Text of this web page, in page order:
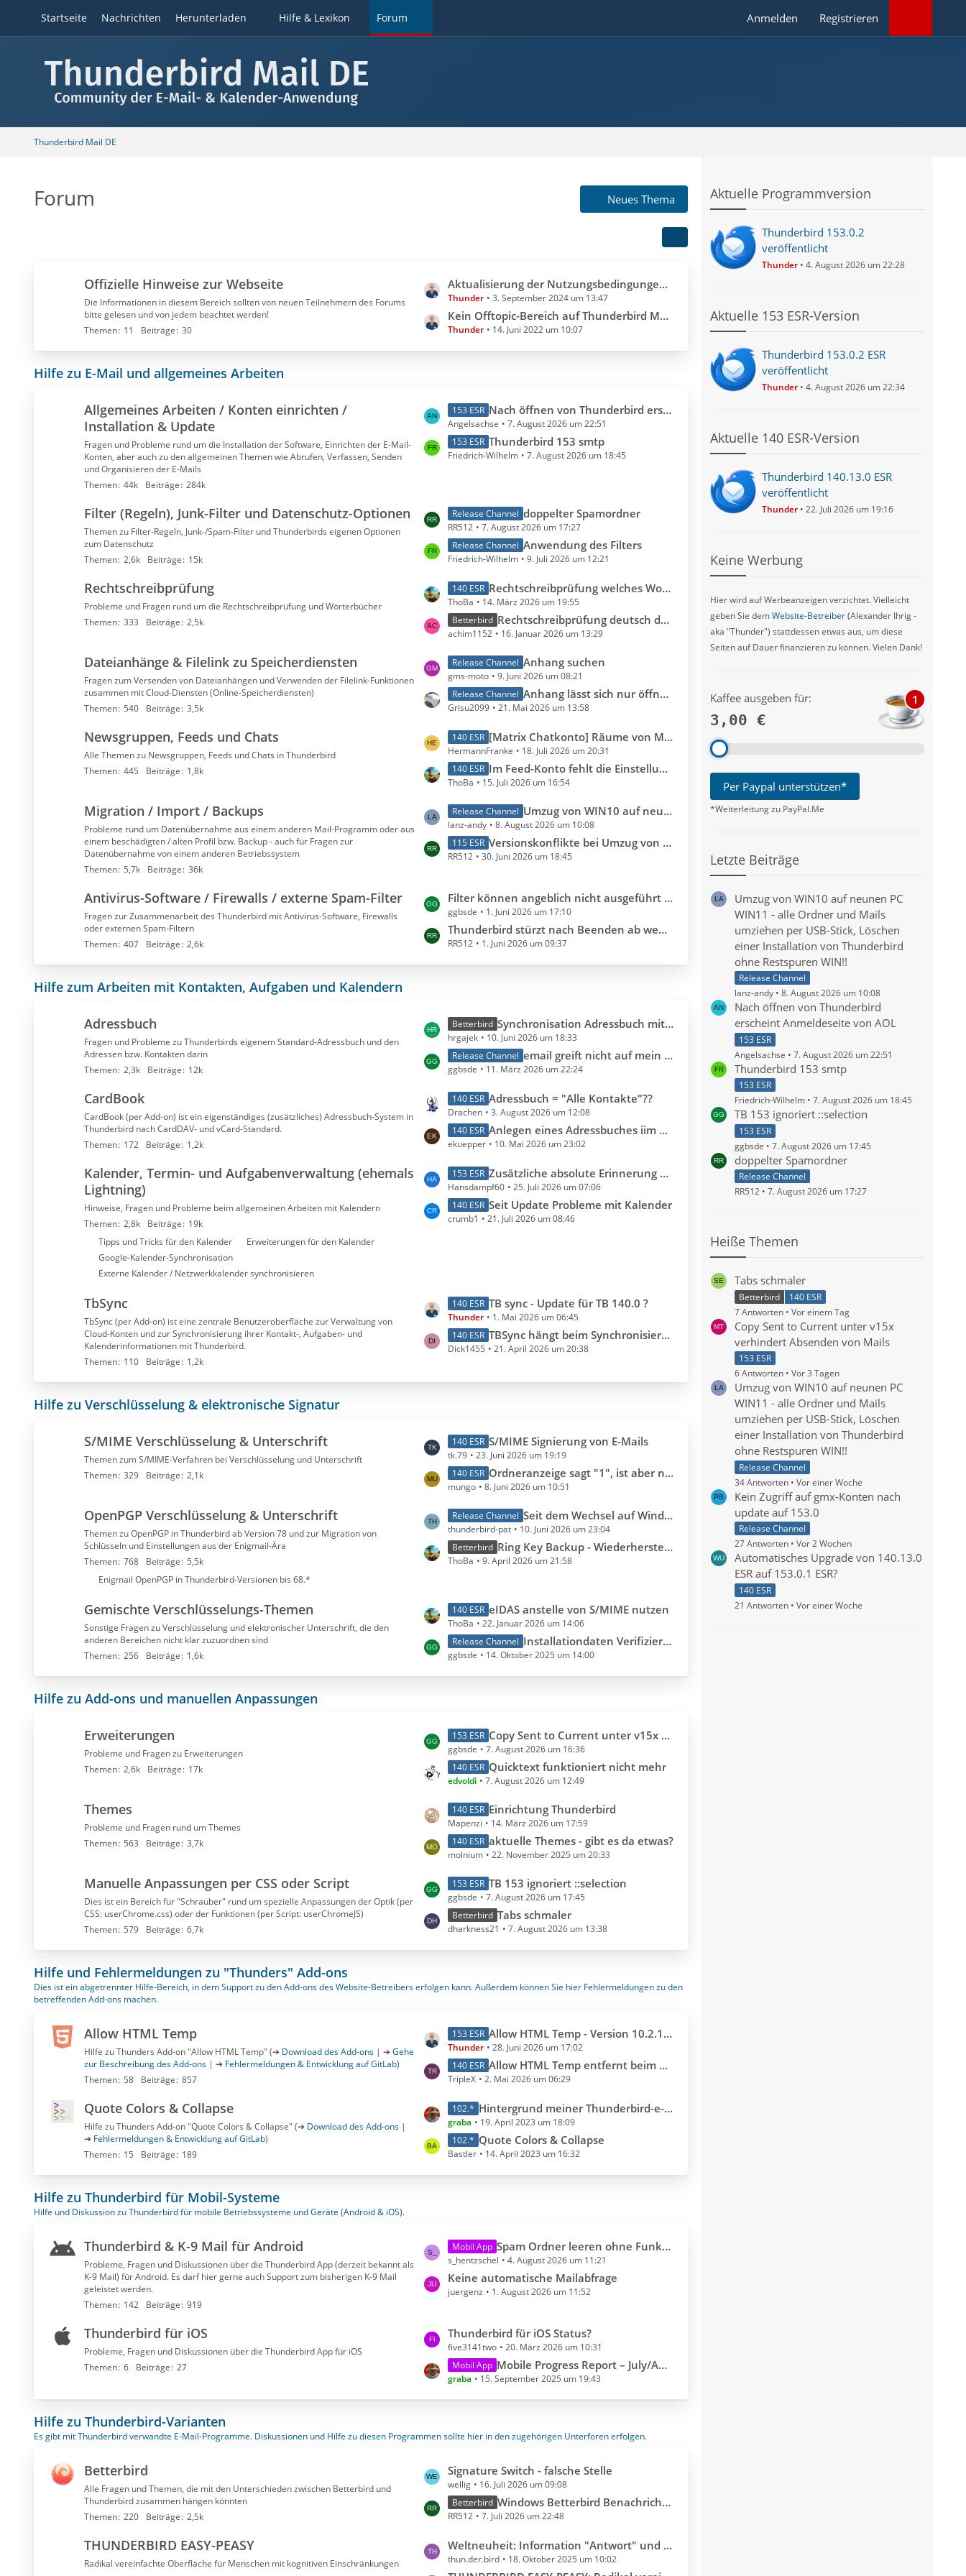
Startseite Nachrichten Herunterladen Hilfe & Lexikon Forum Anmelden Registrieren
Thunderbird Mail DE
Forum Neues Thema
Offizielle Hinweise zur Webseite
Die Informationen in diesem Bereich sollten von neuen Teilnehmern des Forums
bitte gelesen und von jedem beachtet werden!
Themen 11 Beiträge 30
L
e
t
z
t
i
t
r
ä
Aktualisierung der Nutzungsbedingungen in 09/2024
Thunder 3. September 2024 um 13:47
Kein Offtopic-Bereich auf Thunderbird Mail DE
Thunder 14. Juni 2022 um 10:07
Hilfe zu E-Mail und allgemeines Arbeiten
Allgemeines Arbeiten / Konten einrichten /
Installation & Update
Fragen und Probleme rund um die Installation der Software, Einrichten der E-Mail-
Konten, aber auch zu den allgemeinen Themen wie Abrufen, Verfassen, Senden
und Organisieren der E-Mails
Themen 44k Beiträge 284k
L
e
t
z
e
t
ä
g
e
153 ESR Nach öffnen von Thunderbird erscheint Anmeldeseite von AOL
Angelsachse
7. August 2026 um 22:51
153 ESR Thunderbird 153 smtp
Friedrich-Wilhelm 7. August 2026 um 18:45
Filter (Regeln), Junk-Filter und Datenschutz-Optionen
Themen zu Filter-Regeln, Junk-/Spam-Filter und Thunderbirds eigenen Optionen
zum Datenschutz
Themen 2,6k Beiträge 15k
L
e
t
z
e
e
r
g
Release Channel doppelter Spamordner
RR512
7. August 2026 um 17:27
Release Channel Anwendung des Filters
Friedrich-Wilhelm 9. Juli 2026 um 12:21
Rechtschreibprüfung
Probleme und Fragen rund um die Rechtschreibprüfung und Wörterbücher
Themen 333 Beiträge 2,5k
L
e
t
z
e
e
r
g
140 ESR Rechtschreibprüfung welches Wort & Email Auflistung Größe
ThoBa
14. März 2026 um 19:55
Betterbird Rechtschreibprüfung deutsch dauerhaft einstellen
achim1152 16. Januar 2026 um 13:29
Dateianhänge & Filelink zu Speicherdiensten
Fragen zum Versenden von Dateianhängen und Verwenden der Filelink-Funktionen
zusammen mit Cloud-Diensten (Online-Speicherdiensten)
Themen 540 Beiträge 3,5k
L
e
t
z
e
e
r
g
Release Channel Anhang suchen
gms-moto
9. Juni 2026 um 08:21
Release Channel Anhang lässt sich nur öffnen, wenn TB Hauptfenster geöffnet
Grisu2099 21. Mai 2026 um 13:58
Newsgruppen, Feeds und Chats
Alle Themen zu Newsgruppen, Feeds und Chats in Thunderbird
Themen 445 Beiträge 1,8k
L
e
t
z
e
e
r
ä
g
e
140 ESR [Matrix Chatkonto] Räume von Mozilla: eure Erfahrungen
HermannFranke
18. Juli 2026 um 20:31
140 ESR Im Feed-Konto fehlt die Einstellung für Speicherplatz
ThoBa 15. Juli 2026 um 16:54
Migration / Import / Backups
Probleme rund um Datenübernahme aus einem anderen Mail-Programm oder aus
einem beschädigten / alten Profil bzw. Backup - auch für Fragen zur
Datenübernahme von einem anderen Betriebssystem
Themen 5,7k Beiträge 36k
L
e
t
z
B
i
r
Release Channel Umzug von WIN10 auf neunen PC WIN11 - alle Ordner und Mails umziehen per USB-Stick, Löschen einer Installation von Thunderbird ohne Restspuren WIN!!
lanz-andy
8. August 2026 um 10:08
115 ESR Versionskonflikte bei Umzug von WIN 7 auf WIN 11?
RR512 30. Juni 2026 um 18:45
Antivirus-Software / Firewalls / externe Spam-Filter
Fragen zur Zusammenarbeit des Thunderbird mit Antivirus-Software, Firewalls
oder externen Spam-Filtern
Themen 407 Beiträge 2,6k
L
e
t
z
t
i
t
r
ä
e
Filter können angeblich nicht ausgeführt werden.
ggbsde 1. Juni 2026 um 17:10
Thunderbird stürzt nach Beenden ab wenn Avast Virenscanner aktiv ist
RR512 1. Juni 2026 um 09:37
Hilfe zum Arbeiten mit Kontakten, Aufgaben und Kalendern
Adressbuch
Fragen und Probleme zu Thunderbirds eigenem Standard-Adressbuch und den
Adressen bzw. Kontakten darin
Themen 2,3k Beiträge 12k
L
e
t
z
e
e
r
g
Betterbird Synchronisation Adressbuch mit iCloud - Betterbird besser als Thunderbird?
hrgajek
10. Juni 2026 um 18:33
Release Channel email greift nicht auf mein adressbuch zu
ggbsde 11. März 2026 um 22:24
CardBook
CardBook (per Add-on) ist ein eigenständiges (zusätzliches) Adressbuch-System in
Thunderbird nach CardDAV- und vCard-Standard.
Themen 172 Beiträge 1,2k
L
e
t
z
e
e
e
140 ESR Adressbuch = "Alle Kontakte"??
Drachen
3. August 2026 um 12:08
140 ESR Anlegen eines Adressbuches iim Netzwerkmund Synchronisation mit vorhandenen iCloud-Kontakten
ekuepper 10. Mai 2026 um 23:02
Kalender, Termin- und Aufgabenverwaltung (ehemals
Lightning)
Hinweise, Fragen und Probleme beim allgemeinen Arbeiten mit Kalendern
Themen 2,8k Beiträge 19k
L
e
t
z
t
r
ä
e
153 ESR Zusätzliche absolute Erinnerung neben relativen Erinnerungen – woher kommt die?
Hansdampf60
25. Juli 2026 um 07:06
140 ESR Seit Update Probleme mit Kalender
crumb1 21. Juli 2026 um 08:46
r
f
o
r
e
n
Tipps und Tricks für den Kalender
Erweiterungen für den Kalender
Google-Kalender-Synchronisation
Externe Kalender / Netzwerkkalender synchronisieren
TbSync
TbSync (per Add-on) ist eine zentrale Benutzeroberfläche zur Verwaltung von
Cloud-Konten und zur Synchronisierung ihrer Kontakt-, Aufgaben- und
Kalenderinformationen mit Thunderbird.
Themen 110 Beiträge 1,2k
L
e
t
z
e
t
ä
140 ESR TB sync - Update für TB 140.0 ?
Thunder
1. Mai 2026 um 06:45
140 ESR TBSync hängt beim Synchronisieren von Kaledereinträgen
Dick1455 21. April 2026 um 20:38
Hilfe zu Verschlüsselung & elektronische Signatur
S/MIME Verschlüsselung & Unterschrift
Themen zum S/MIME-Verfahren bei Verschlüsselung und Unterschrift
Themen 329 Beiträge 2,1k
L
e
t
z
e
e
ä
e
140 ESR S/MIME Signierung von E-Mails
tk.79
23. Juni 2026 um 19:19
140 ESR Ordneranzeige sagt "1", ist aber nix drin.
mungo 8. Juni 2026 um 10:51
OpenPGP Verschlüsselung & Unterschrift
Themen zu OpenPGP in Thunderbird ab Version 78 und zur Migration von
Schlüsseln und Einstellungen aus der Enigmail-Ära
Themen 768 Beiträge 5,5k
L
e
t
z
B
e
i
t
r
Release Channel Seit dem Wechsel auf Windows 11 öffnen sich openpgp verschlüsselte E-Mails erst nach rund 90 Sekunden, dabei friert die TB GUI vollständig ein
thunderbird-pat
10. Juni 2026 um 23:04
Betterbird Ring Key Backup - Wiederherstellen
ThoBa 9. April 2026 um 21:58
t
e
r
f
o
e
Enigmail OpenPGP in Thunderbird-Versionen bis 68.*
Gemischte Verschlüsselungs-Themen
Sonstige Fragen zu Verschlüsselung und elektronischer Unterschrift, die den
anderen Bereichen nicht klar zuzuordnen sind
Themen 256 Beiträge 1,6k
L
e
t
z
t
i
t
r
ä
e
140 ESR eIDAS anstelle von S/MIME nutzen
ThoBa
22. Januar 2026 um 14:06
Release Channel Installationdaten Verifizierung: Warum keine Gegenprüfung der Installationsdatei mit der ASC Datei ?
ggbsde 14. Oktober 2025 um 14:00
Hilfe zu Add-ons und manuellen Anpassungen
Erweiterungen
Probleme und Fragen zu Erweiterungen
Themen 2,6k Beiträge 17k
L
e
t
z
e
e
r
g
153 ESR Copy Sent to Current unter v15x verhindert Absenden von Mails
ggbsde
7. August 2026 um 16:36
140 ESR Quicktext funktioniert nicht mehr
edvoldi 7. August 2026 um 12:49
Themes
Probleme und Fragen rund um Themes
Themen 563 Beiträge 3,7k
L
e
t
z
e
e
t
ä
140 ESR Einrichtung Thunderbird
Mapenzi
14. März 2026 um 17:59
140 ESR aktuelle Themes - gibt es da etwas?
molnium 22. November 2025 um 20:33
Manuelle Anpassungen per CSS oder Script
Dies ist ein Bereich für "Schrauber" rund um spezielle Anpassungen der Optik (per
CSS: userChrome.css) oder der Funktionen (per Script: userChromeJS)
Themen 579 Beiträge 6,7k
L
e
t
z
t
e
r
g
153 ESR TB 153 ignoriert ::selection
ggbsde
7. August 2026 um 17:45
Betterbird Tabs schmaler
dharkness21 7. August 2026 um 13:38
Hilfe und Fehlermeldungen zu "Thunders" Add-ons
Dies ist ein abgetrennter Hilfe-Bereich, in dem Support zu den Add-ons des Website-Betreibers erfolgen kann. Außerdem können Sie hier Fehlermeldungen zu den
betreffenden Add-ons machen.
Allow HTML Temp
Hilfe zu Thunders Add-on "Allow HTML Temp" (➔ Download des Add-ons| ➔Gehe
zur Beschreibung des Add-ons| ➔ Fehlermeldungen & Entwicklung auf GitLab)
Themen 58 Beiträge 857
L
e
t
z
e
e
t
153 ESR Allow HTML Temp - Version 10.2.1 für Thunderbird Release Channel ab 152 und 153 ESR
Thunder
28. Juni 2026 um 17:02
140 ESR Allow HTML Temp entfernt beim Antworten das HTML
TripleX 2. Mai 2026 um 06:29
Quote Colors & Collapse
Hilfe zu Thunders Add-on "Quote Colors & Collapse" (➔ Download des Add-ons|
➔ Fehlermeldungen & Entwicklung auf GitLab)
Themen 15 Beiträge 189
L
e
t
z
t
t
ä
102.* Hintergrund meiner Thunderbird-e-mails bei Empfängern = SCHWARZ
graba
19. April 2023 um 18:09
102.* Quote Colors & Collapse
Bastler 14. April 2023 um 16:32
Hilfe zu Thunderbird für Mobil-Systeme
Hilfe und Diskussion zu Thunderbird für mobile Betriebssysteme und Geräte (Android & iOS).
Thunderbird & K-9 Mail für Android
Probleme, Fragen und Diskussionen über die Thunderbird App (derzeit bekannt als
K-9 Mail) für Android. Es darf hier gerne auch Support zum bisherigen K-9 Mail
geleistet werden.
Themen 142 Beiträge 919
L
e
t
z
B
i
g
Mobil App Spam Ordner leeren ohne Funktion
s_hentzschel 4. August 2026 um 11:21
Keine automatische Mailabfrage
juergenz 1. August 2026 um 11:52
Thunderbird für iOS
Probleme, Fragen und Diskussionen über die Thunderbird App für iOS
Themen 6 Beiträge 27
L
e
t
z
t
e
t
ä
Thunderbird für iOS Status?
five3141two
20. März 2026 um 10:31
Mobil App Mobile Progress Report – July/August 2025
graba 15. September 2025 um 19:43
Hilfe zu Thunderbird-Varianten
Es gibt mit Thunderbird verwandte E-Mail-Programme. Diskussionen und Hilfe zu diesen Programmen sollte hier in den zugehörigen Unterforen erfolgen.
Betterbird
Alle Fragen und Themen, die mit den Unterschieden zwischen Betterbird und
Thunderbird zusammen hängen könnten
Themen 220 Beiträge 2,5k
L
e
t
z
e
Signature Switch - falsche Stelle
wellig
16. Juli 2026 um 09:08
Betterbird Windows Betterbird Benachrichtigung deaktivieren
RR512 7. Juli 2026 um 22:48
THUNDERBIRD EASY-PEASY
Radikal vereinfachte Oberfläche für Menschen mit kognitiven Einschränkungen
L
e
Weltneuheit: Information "Antwort" und "Weitergeleitet" in eigener Spalte und gar nicht mehr in der Spalte Betreff
thun.der.bird 18. Oktober 2025 um 10:02
Aktuelle Programmversion
Thunderbird 153.0.2
veröffentlicht
Thunder 4. August 2026 um 22:28
Aktuelle 153 ESR-Version
Thunderbird 153.0.2 ESR
veröffentlicht
Thunder 4. August 2026 um 22:34
Aktuelle 140 ESR-Version
Thunderbird 140.13.0 ESR
veröffentlicht
Thunder 22. Juli 2026 um 19:16
Keine Werbung
Hier wird auf Werbeanzeigen verzichtet. Vielleicht
geben Sie demWebsite-Betreiber(Alexander Ihrig -
aka "Thunder") stattdessen etwas aus, um diese
Seiten auf Dauer finanzieren zu können. Vielen Dank!
Kaffee ausgeben für:
3,00 €
1
Per Paypal unterstützen*
*Weiterleitung zu PayPal.Me
Letzte Beiträge
Umzug von WIN10 auf neunen PC
WIN11 - alle Ordner und Mails
umziehen per USB-Stick, Löschen
einer Installation von Thunderbird
ohne Restspuren WIN!!
Release Channel
lanz-andy
8. August 2026 um 10:08
Nach öffnen von Thunderbird
erscheint Anmeldeseite von AOL
153 ESR
Angelsachse
7. August 2026 um 22:51
Thunderbird 153 smtp
153 ESR
Friedrich-Wilhelm
7. August 2026 um 18:45
TB 153 ignoriert ::selection
153 ESR
ggbsde
7. August 2026 um 17:45
doppelter Spamordner
Release Channel
RR512
7. August 2026 um 17:27
Heiße Themen
Tabs schmaler
Betterbird
140 ESR
7 Antworten
Vor einem Tag
Copy Sent to Current unter v15x
verhindert Absenden von Mails
153 ESR
6 Antworten
Vor 3 Tagen
Umzug von WIN10 auf neunen PC
WIN11 - alle Ordner und Mails
umziehen per USB-Stick, Löschen
einer Installation von Thunderbird
ohne Restspuren WIN!!
Release Channel
34 Antworten
Vor einer Woche
Kein Zugriff auf gmx-Konten nach
update auf 153.0
Release Channel
27 Antworten
Vor 2 Wochen
Automatisches Upgrade von 140.13.0
ESR auf 153.0.1 ESR?
140 ESR
21 Antworten
Vor einer Woche